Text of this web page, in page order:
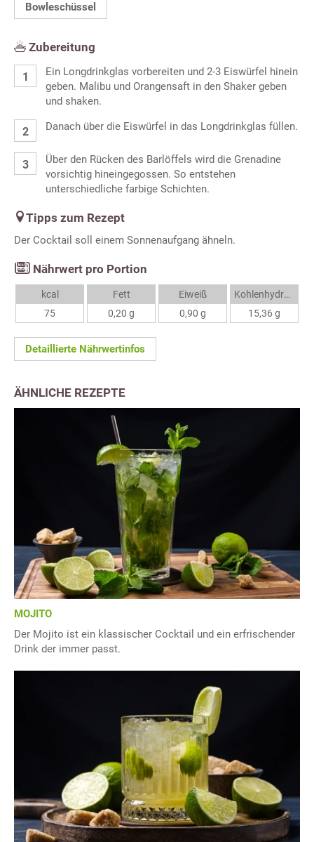
Bowleschüssel
Zubereitung
Ein Longdrinkglas vorbereiten und 2-3 Eiswürfel hinein
geben. Malibu und Orangensaft in den Shaker geben
und shaken.
Danach über die Eiswürfel in das Longdrinkglas füllen.
Über den Rücken des Barlöffels wird die Grenadine
vorsichtig hineingegossen. So entstehen
unterschiedliche farbige Schichten.
Tipps zum Rezept
Der Cocktail soll einem Sonnenaufgang ähneln.
Nährwert pro Portion
kcal
75
Fett
0,20 g
Eiweiß
0,90 g
Kohlenhydrate
15,36 g
Detaillierte Nährwertinfos
ÄHNLICHE REZEPTE
MOJITO
Der Mojito ist ein klassischer Cocktail und ein erfrischender
Drink der immer passt.